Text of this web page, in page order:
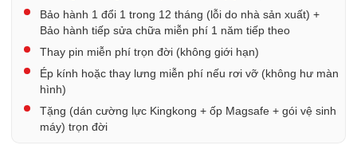
Bảo hành 1 đổi 1 trong 12 tháng (lỗi do nhà sản xuất) +
Bảo hành tiếp sửa chữa miễn phí 1 năm tiếp theo
Thay pin miễn phí trọn đời (không giới hạn)
Ép kính hoặc thay lưng miễn phí nếu rơi vỡ (không hư màn
hình)
Tặng (dán cường lực Kingkong + ốp Magsafe + gói vệ sinh
máy) trọn đời